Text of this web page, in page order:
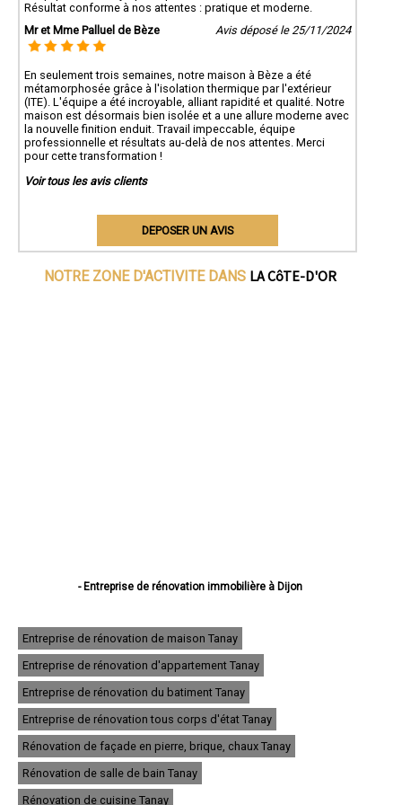
Résultat conforme à nos attentes : pratique et moderne.
Mr et Mme Palluel de Bèze
Avis déposé le 25/11/2024
En seulement trois semaines, notre maison à Bèze a été
métamorphosée grâce à l'isolation thermique par l'extérieur
(ITE). L'équipe a été incroyable, alliant rapidité et qualité. Notre
maison est désormais bien isolée et a une allure moderne avec
la nouvelle finition enduit. Travail impeccable, équipe
professionnelle et résultats au-delà de nos attentes. Merci
pour cette transformation !
Voir tous les avis clients
DEPOSER UN AVIS
NOTRE ZONE D'ACTIVITE DANS LA CôTE-D'OR
- Entreprise de rénovation immobilière à Dijon
- Entreprise de rénovation immobilière à Talant
- Entreprise de rénovation immobilière à Chevigny-Saint-Sauveur
- Entreprise de rénovation immobilière à Quetigny
- Entreprise de rénovation immobilière à Longvic
- Entreprise de rénovation immobilière à Fontaine-lès-Dijon
- Entreprise de rénovation immobilière à Auxonne
- Entreprise de rénovation immobilière à Saint-Apollinaire
- Entreprise de rénovation immobilière à Châtillon-sur-Seine
- Entreprise de rénovation immobilière à Montbard
- Entreprise de rénovation immobilière à Nuits-Saint-Georges
- Entreprise de rénovation immobilière à Genlis
Entreprise de rénovation de maison Tanay
Entreprise de rénovation d'appartement Tanay
Entreprise de rénovation du batiment Tanay
Entreprise de rénovation tous corps d'état Tanay
Rénovation de façade en pierre, brique, chaux Tanay
Rénovation de salle de bain Tanay
Rénovation de cuisine Tanay